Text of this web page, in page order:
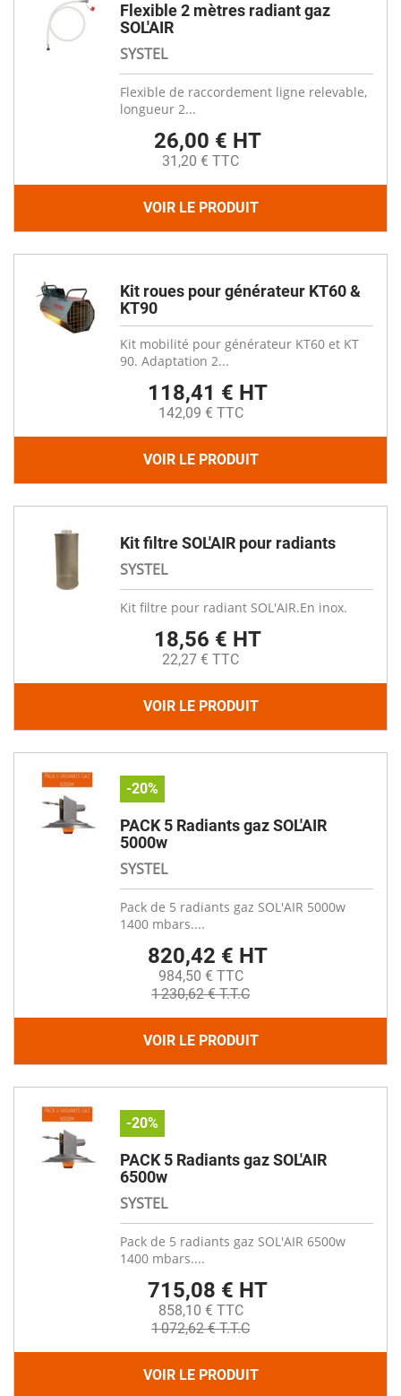
Flexible 2 mètres radiant gaz
SOL'AIR
SYSTEL
Flexible de raccordement ligne relevable,
longueur 2...
26,00 € HT
31,20 € TTC
VOIR LE PRODUIT
Kit roues pour générateur KT60 &
KT90
Kit mobilité pour générateur KT60 et KT
90. Adaptation 2...
118,41 € HT
142,09 € TTC
VOIR LE PRODUIT
Kit filtre SOL'AIR pour radiants
SYSTEL
Kit filtre pour radiant SOL'AIR.En inox.
18,56 € HT
22,27 € TTC
VOIR LE PRODUIT
-20%
PACK 5 Radiants gaz SOL'AIR
5000w
SYSTEL
Pack de 5 radiants gaz SOL'AIR 5000w
1400 mbars....
820,42 € HT
984,50 € TTC
1 230,62 € T.T.C
VOIR LE PRODUIT
-20%
PACK 5 Radiants gaz SOL'AIR
6500w
SYSTEL
Pack de 5 radiants gaz SOL'AIR 6500w
1400 mbars....
715,08 € HT
858,10 € TTC
1 072,62 € T.T.C
VOIR LE PRODUIT